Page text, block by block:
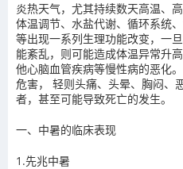
炎热天气，尤其持续数天高温、
体温调节、水盐代谢、循环系统
等出现一系列生理功能改变，一
能紊乱，则可能造成体温异常升
他心脑血管疾病等慢性病的恶化
危害， 轻则头痛、头晕、胸闷、
者，甚至可能导致死亡的发生。
一、中暑的临床表现
1.先兆中暑